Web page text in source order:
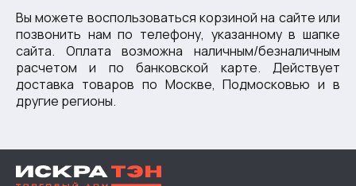
Вы можете воспользоваться корзиной на сайте или
позвонить нам по телефону, указанному в шапке
сайта. Оплата возможна наличным/безналичным
расчетом и по банковской карте. Действует
доставка товаров по Москве, Подмосковью и в
другие регионы.